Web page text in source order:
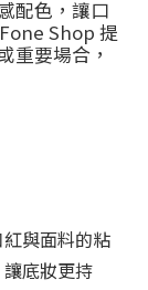
配色，讓口
Shop 提
重要場合，
與面料的粘
底妝更持